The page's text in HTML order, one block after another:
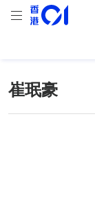
崔珉豪